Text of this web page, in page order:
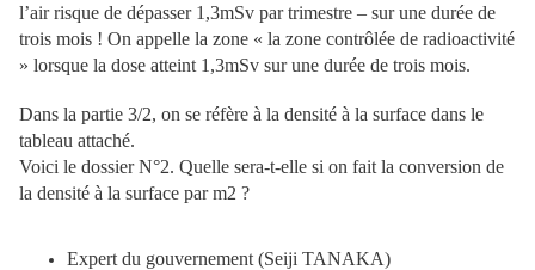
l’air risque de dépasser 1,3mSv par trimestre – sur une durée de
trois mois ! On appelle la zone « la zone contrôlée de radioactivité
» lorsque la dose atteint 1,3mSv sur une durée de trois mois.
Dans la partie 3/2, on se réfère à la densité à la surface dans le
tableau attaché.
Voici le dossier N°2. Quelle sera-t-elle si on fait la conversion de
la densité à la surface par m2 ?
Expert du gouvernement (Seiji TANAKA)